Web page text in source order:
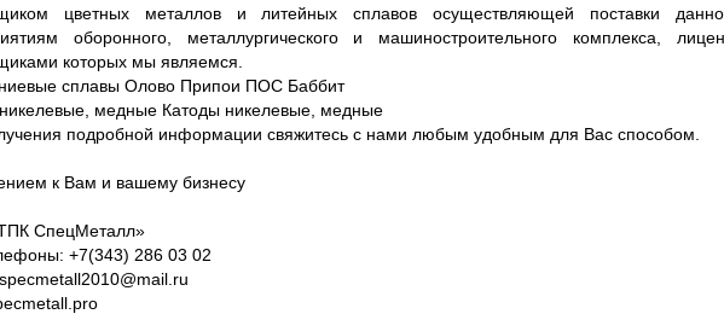
цветных металлов и литейных сплавов осуществляющей поставки
оборонного, металлургического и машиностроительного комплекса,
которых мы являемся.
сплавы Олово Припои ПОС Баббит
медные Катоды никелевые, медные
подробной информации свяжитесь с нами любым удобным для Вас способом.
к Вам и вашему бизнесу
СпецМеталл»
+7(343) 286 03 02